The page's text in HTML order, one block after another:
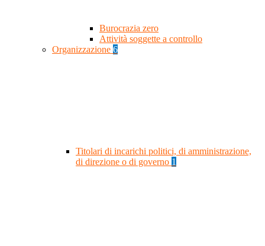
Burocrazia zero
Attività soggette a controllo
Organizzazione 6
Titolari di incarichi politici, di amministrazione,
di direzione o di governo 1